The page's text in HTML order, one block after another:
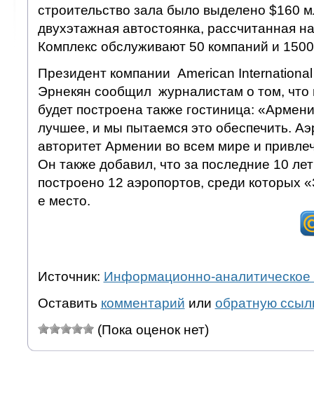
строительство зала было выделено $160
двухэтажная автостоянка, рассчитанная
Комплекс обслуживают 50 компаний и
Президент компании American
Эрнекян сообщил журналистам о том,
будет построена также гостиница:
лучшее, и мы пытаемся это обеспечить.
авторитет Армении во всем мире и
Он также добавил, что за последние 10
построено 12 аэропортов, среди которых
е место.
Источник: Информационно-аналитическое
Оставить комментарий или обратную
(Пока оценок нет)